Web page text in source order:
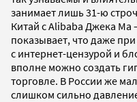
занимает лишь 31-ю
Китай с Alibaba Джека Ма
показывает, что даже
с интернет-цензурой и
вполне можно создать
торговле. В России же
слишком сильно